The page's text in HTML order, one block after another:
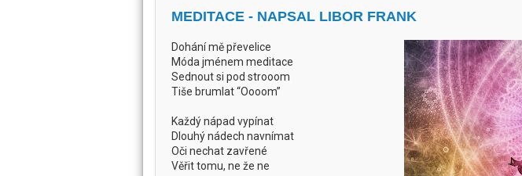
MEDITACE - NAPSAL LIBOR FRANK
Dohání mě převelice
Móda jménem meditace
Sednout si pod strooom
Tiše brumlat “Oooom”
Každý nápad vypínat
Dlouhý nádech navnímat
Oči nechat zavřené
Věřit tomu, ne že ne